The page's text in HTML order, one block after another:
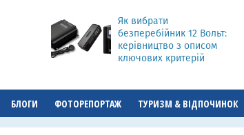
Як вибрати
безперебійник 12 Вольт:
керівництво з описом
ключових критерій
БЛОГИ ФОТОРЕПОРТАЖ ТУРИЗМ & ВІДПОЧИНОК